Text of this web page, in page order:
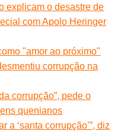
explicam o desastre de
com Apolo Heringer
"amor ao próximo"
corrupção na
corrupção”, pede o
quenianos
a ‘santa corrupção’”, diz